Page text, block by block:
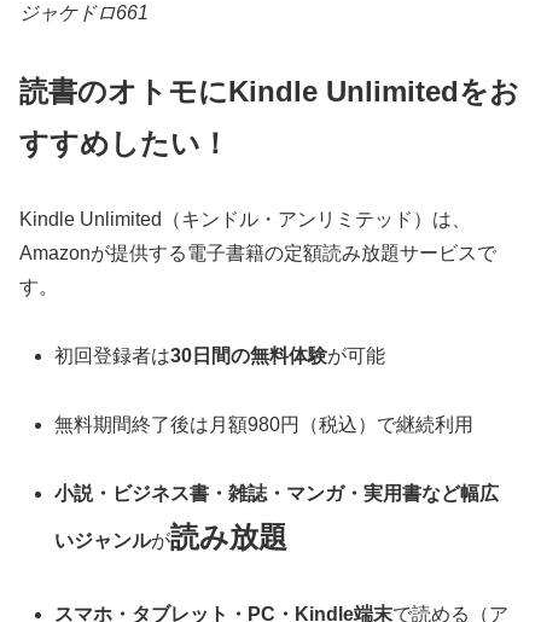
ジャケドロ661
読書のオトモにKindle Unlimitedをお
すすめしたい！
Kindle Unlimited（キンドル・アンリミテッド）は、
Amazonが提供する電子書籍の定額読み放題サービスで
す。
初回登録者は30日間の無料体験が可能
無料期間終了後は月額980円（税込）で継続利用
小説・ビジネス書・雑誌・マンガ・実用書など幅広
いジャンルが読み放題
スマホ・タブレット・PC・Kindle端末で読める（ア